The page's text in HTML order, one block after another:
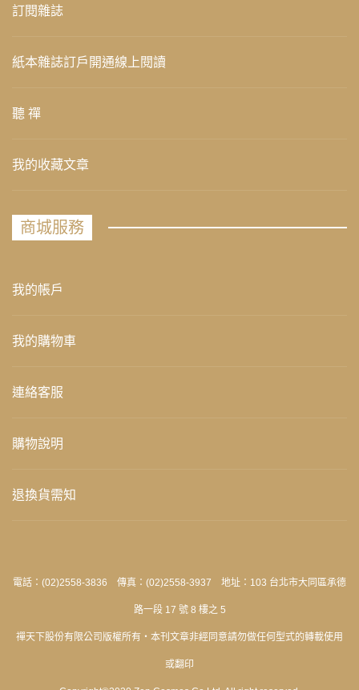
訂閱雜誌
紙本雜誌訂戶開通線上閱讀
聽 禪
我的收藏文章
商城服務
我的帳戶
我的購物車
連絡客服
購物說明
退換貨需知
電話：(02)2558-3836 傳真：(02)2558-3937 地址：103 台北市大同區承德
路一段 17 號 8 樓之 5
禪天下股份有限公司版權所有‧本刊文章非經同意請勿做任何型式的轉載使用
或翻印